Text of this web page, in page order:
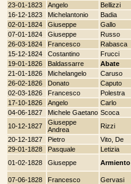
23-01-1823
Angelo Bellizzi
16-12-1823
Michelantonio Badia
02-01-1824
Giuseppe Gallo
07-01-1824
Giuseppe Russo
26-03-1824
Francesco Rabasca
15-12-1824
Costantino Frucci
19-01-1826
Baldassarre Abate
21-01-1826
Michelangelo Caruso
26-02-1826
Donato Caputo
02-03-1826
Francesco Polestra
17-10-1826
Angelo Carlo
04-06-1827
Michele Gaetano Scoca
10-12-1827
Giuseppe
Andrea
Rizzi
20-12-1827
Pietro Vito, De
29-01-1828
Pasquale Letizia
01-02-1828
Giuseppe Armiento
07-06-1828 Francesco Gervasi